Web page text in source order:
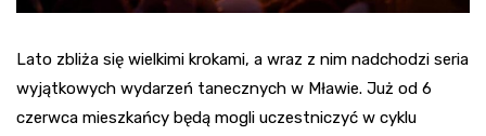
Lato zbliża się wielkimi krokami, a wraz z nim nadchodzi seria
wyjątkowych wydarzeń tanecznych w Mławie. Już od 6
czerwca mieszkańcy będą mogli uczestniczyć w cyklu